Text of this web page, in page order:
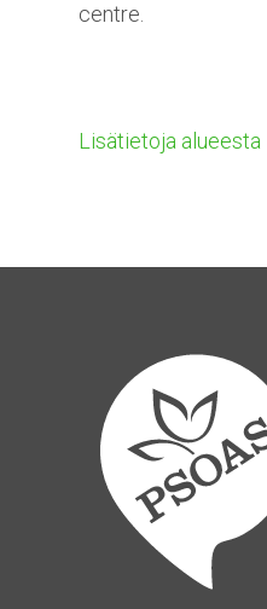
centre.
Lisätietoja alueesta